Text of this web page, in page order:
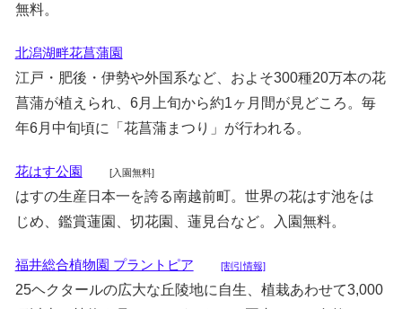
無料。
北潟湖畔花菖蒲園
江戸・肥後・伊勢や外国系など、およそ300種20万本の花
菖蒲が植えられ、6月上旬から約1ヶ月間が見どころ。毎
年6月中旬頃に「花菖蒲まつり」が行われる。
花はす公園 [入園無料]
はすの生産日本一を誇る南越前町。世界の花はす池をは
じめ、鑑賞蓮園、切花園、蓮見台など。入園無料。
福井総合植物園 プラントピア [割引情報]
25ヘクタールの広大な丘陵地に自生、植栽あわせて3,000